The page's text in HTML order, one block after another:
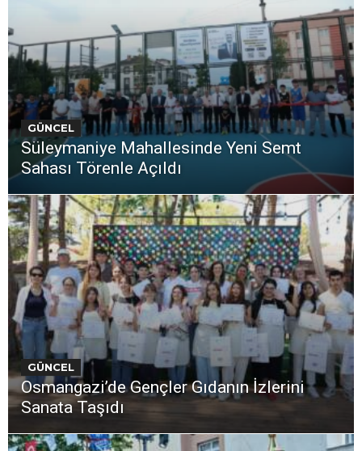
GÜNCEL
Süleymaniye Mahallesinde Yeni Semt
Sahası Törenle Açıldı
GÜNCEL
Osmangazi’de Gençler Gıdanın İzlerini
Sanata Taşıdı